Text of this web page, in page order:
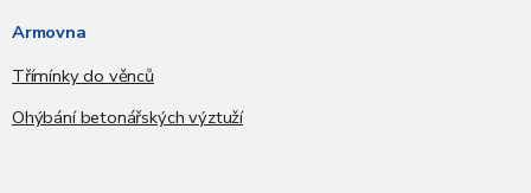
Armovna
Třímínky do věnců
Ohýbání betonářských výztuží